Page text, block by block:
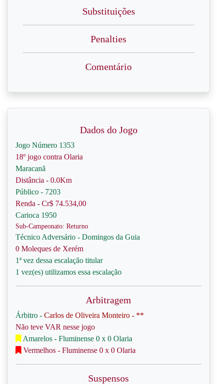
Substituições
Penalties
Comentário
Dados do Jogo
Jogo Número 1353
18º jogo contra Olaria
Maracanã
Distância - 0.0Km
Público - 7203
Renda - Cr$ 74.534,00
Carioca 1950
Sub-Campeonato: Returno
Técnico Adversário - Domingos da Guia
0 Moleques de Xerém
1ª vez dessa escalação titular
1 vez(es) utilizamos essa escalação
Arbitragem
Árbitro - Carlos de Oliveira Monteiro - **
Não teve VAR nesse jogo
Amarelos - Fluminense 0 x 0 Olaria
Vermelhos - Fluminense 0 x 0 Olaria
Suspensos